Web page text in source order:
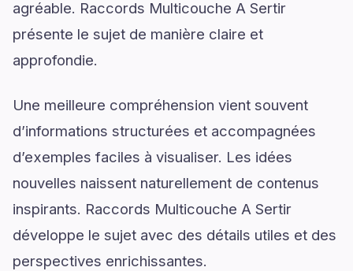
agréable. Raccords Multicouche A Sertir
présente le sujet de manière claire et
approfondie.
Une meilleure compréhension vient souvent
d’informations structurées et accompagnées
d’exemples faciles à visualiser. Les idées
nouvelles naissent naturellement de contenus
inspirants. Raccords Multicouche A Sertir
développe le sujet avec des détails utiles et des
perspectives enrichissantes.